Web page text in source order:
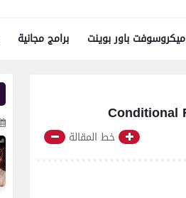
ميكروسوفت باور بوينت برامج مجانية
خط المقالة